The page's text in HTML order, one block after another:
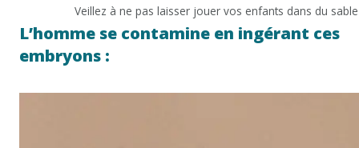
Veillez à ne pas laisser jouer vos enfants dans du
L’homme se contamine en ingérant ces
embryons :